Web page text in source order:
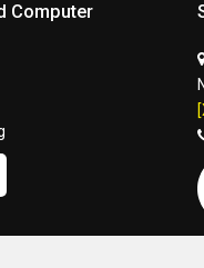
Computer